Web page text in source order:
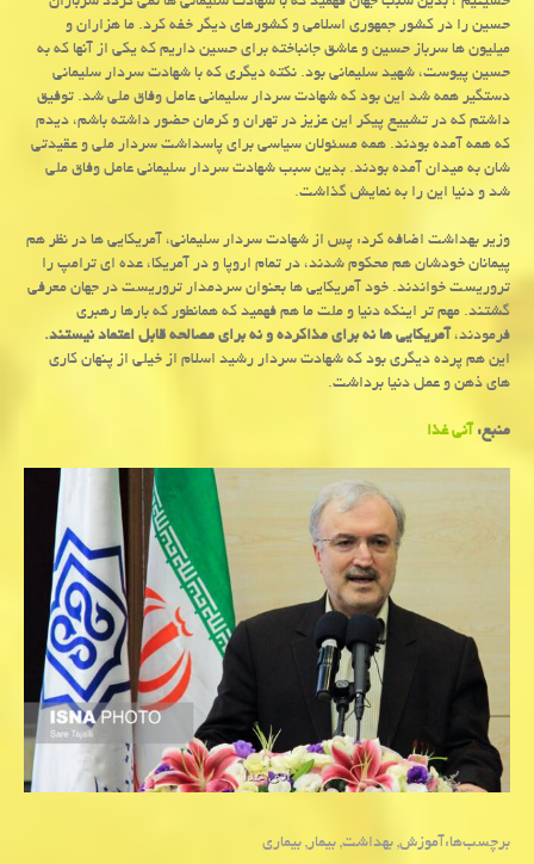
حسین را در كشور جمهوری اسلامی و كشورهای دیگر خفه كرد. ما هزاران و
میلیون ها سرباز حسین و عاشق جانباخته برای حسین داریم كه یكی از آنها كه به
حسین پیوست، شهید سلیمانی بود. نكته دیگری كه با شهادت سردار سلیمانی
دستگیر همه شد این بود كه شهادت سردار سلیمانی عامل وفاق ملی شد. توفیق
داشتم كه در تشییع پیكر این عزیز در تهران و كرمان حضور داشته باشم، دیدم
كه همه آمده بودند. همه مسئولان سیاسی برای پاسداشت سردار ملی و عقیدتی
شان به میدان آمده بودند. بدین سبب شهادت سردار سلیمانی عامل وفاق ملی
شد و دنیا این را به نمایش گذاشت.
وزیر بهداشت اضافه كرد: پس از شهادت سردار سلیمانی، آمریكایی ها در نظر هم
پیمانان خودشان هم محكوم شدند، در تمام اروپا و در آمریكا، عده ای ترامپ را
تروریست خواندند. خود آمریكایی ها بعنوان سردمدار تروریست در جهان معرفی
گشتند. مهم تر اینكه دنیا و ملت ما هم فهمید كه همانطور كه بارها رهبری
فرمودند،آمریكایی ها نه برای مذاكرده و نه برای مصالحه قابل اعتماد نیستند.
این هم پرده دیگری بود كه شهادت سردار رشید اسلام از خیلی از پنهان كاری
های ذهن و عمل دنیا برداشت.
منبع:آنی غذا
برچسب‌ها:آموزش,بهداشت,بیمار,بیماری